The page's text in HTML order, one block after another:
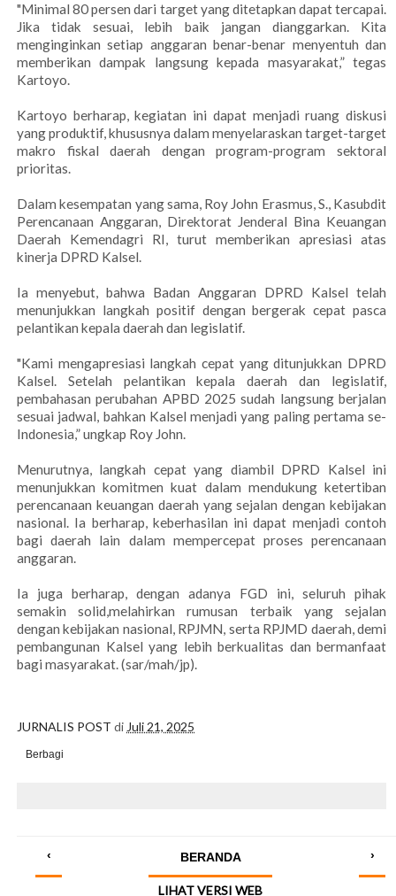
"Minimal 80 persen dari target yang ditetapkan dapat tercapai.
Jika tidak sesuai, lebih baik jangan dianggarkan. Kita
menginginkan setiap anggaran benar-benar menyentuh dan
memberikan dampak langsung kepada masyarakat,” tegas
Kartoyo.
Kartoyo berharap, kegiatan ini dapat menjadi ruang diskusi
yang produktif, khususnya dalam menyelaraskan target-target
makro fiskal daerah dengan program-program sektoral
prioritas.
Dalam kesempatan yang sama, Roy John Erasmus, S., Kasubdit
Perencanaan Anggaran, Direktorat Jenderal Bina Keuangan
Daerah Kemendagri RI, turut memberikan apresiasi atas
kinerja DPRD Kalsel.
Ia menyebut, bahwa Badan Anggaran DPRD Kalsel telah
menunjukkan langkah positif dengan bergerak cepat pasca
pelantikan kepala daerah dan legislatif.
"Kami mengapresiasi langkah cepat yang ditunjukkan DPRD
Kalsel. Setelah pelantikan kepala daerah dan legislatif,
pembahasan perubahan APBD 2025 sudah langsung berjalan
sesuai jadwal, bahkan Kalsel menjadi yang paling pertama se-
Indonesia,” ungkap Roy John.
Menurutnya, langkah cepat yang diambil DPRD Kalsel ini
menunjukkan komitmen kuat dalam mendukung ketertiban
perencanaan keuangan daerah yang sejalan dengan kebijakan
nasional. Ia berharap, keberhasilan ini dapat menjadi contoh
bagi daerah lain dalam mempercepat proses perencanaan
anggaran.
Ia juga berharap, dengan adanya FGD ini, seluruh pihak
semakin solid,melahirkan rumusan terbaik yang sejalan
dengan kebijakan nasional, RPJMN, serta RPJMD daerah, demi
pembangunan Kalsel yang lebih berkualitas dan bermanfaat
bagi masyarakat. (sar/mah/jp).
JURNALIS POST di Juli 21, 2025
Berbagi
‹ ›
BERANDA
LIHAT VERSI WEB